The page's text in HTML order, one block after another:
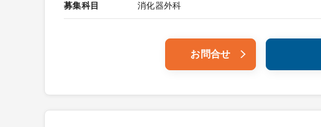
募集科目 消化器外科
お問合せ